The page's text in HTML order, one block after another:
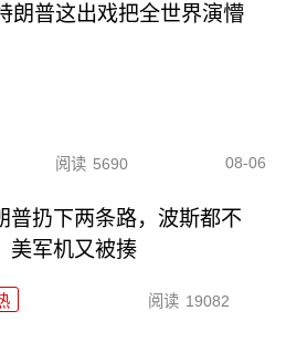
朗普这出戏把全世界演懵
阅读 5690 08-06
普扔下两条路，波斯都不
美军机又被揍
阅读 19082